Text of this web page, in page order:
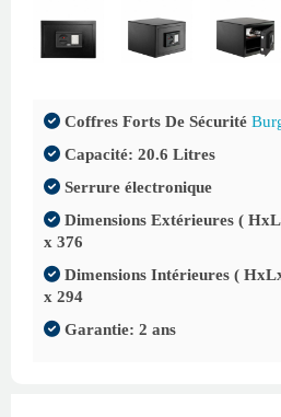
Coffres Forts De Sécurité
Capacité: 20.6 Litres
Serrure électronique
Dimensions Extérieures (
x 376
Dimensions Intérieures (
x 294
Garantie: 2 ans